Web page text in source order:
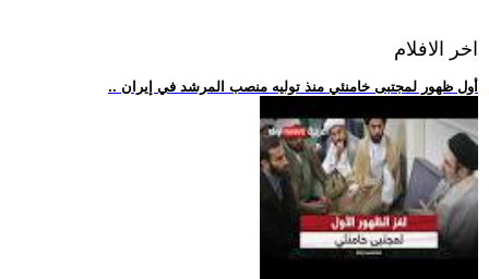
اخر الافلام
.. أول ظهور لمجتبى خامنئي منذ توليه منصب المرشد في إيران